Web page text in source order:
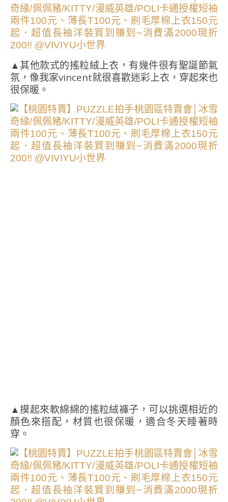
▲其他款式的搖粒絨上衣，有幾件很有聖誕節氣
氛，像我家vincent就很喜歡迷彩上衣，穿起來也
很保暖。
▲摸起來軟綿綿的搖粒絨褲子，可以挑選相近的
顏色來搭配，材質也很保暖，適合冬天睡著時
穿。